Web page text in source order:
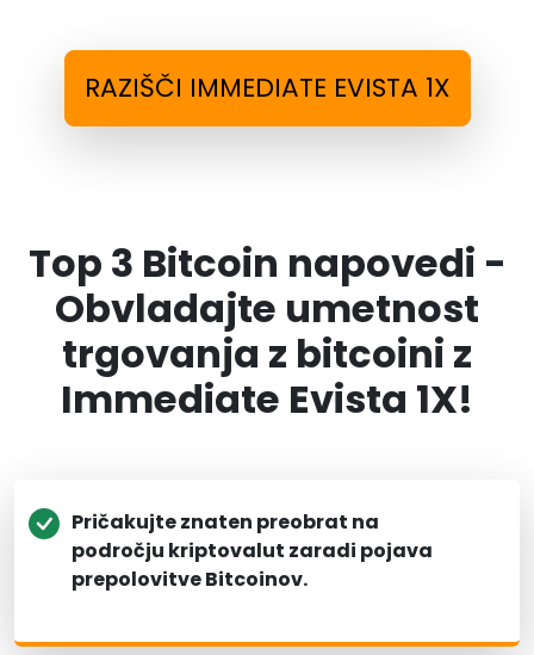
RAZIŠČI IMMEDIATE EVISTA 1X
Top 3 Bitcoin napovedi -
Obvladajte umetnost
trgovanja z bitcoini z
Immediate Evista 1X!
Pričakujte znaten preobrat na
področju kriptovalut zaradi pojava
prepolovitve Bitcoinov.